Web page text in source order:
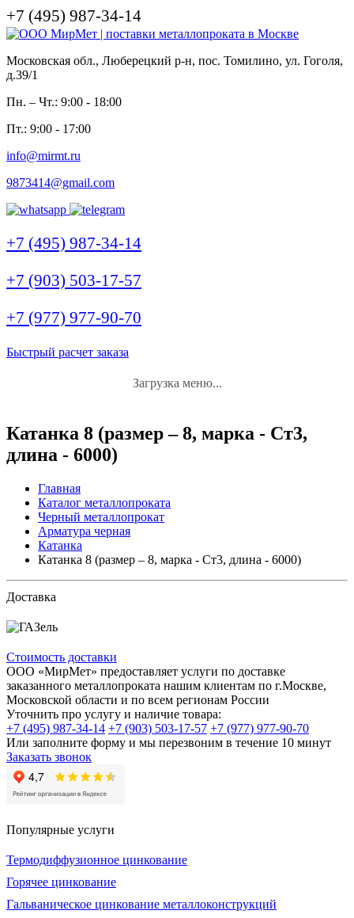
+7 (495) 987-34-14
Московская обл., Люберецкий р-н, пос. Томилино, ул. Гоголя,
д.39/1
Пн. – Чт.: 9:00 - 18:00
Пт.: 9:00 - 17:00
info@mirmt.ru
9873414@gmail.com
+7 (495) 987-34-14
+7 (903) 503-17-57
+7 (977) 977-90-70
Быстрый расчет заказа
Загрузка меню...
Катанка 8 (размер – 8, марка - Ст3,
длина - 6000)
Главная
Каталог металлопроката
Черный металлопрокат
Арматура черная
Катанка
Катанка 8 (размер – 8, марка - Ст3, длина - 6000)
Доставка
Стоимость доставки
ООО «МирМет» предоставляет услуги по доставке
заказанного металлопроката нашим клиентам по г.Москве,
Московской области и по всем регионам России
Уточнить про услугу и наличие товара:
+7 (495) 987-34-14 +7 (903) 503-17-57 +7 (977) 977-90-70
Или заполните форму и мы перезвоним в течение 10 минут
Заказать звонок
Популярные услуги
Термодиффузионное цинкование
Горячее цинкование
Гальваническое цинкование металлоконструкций